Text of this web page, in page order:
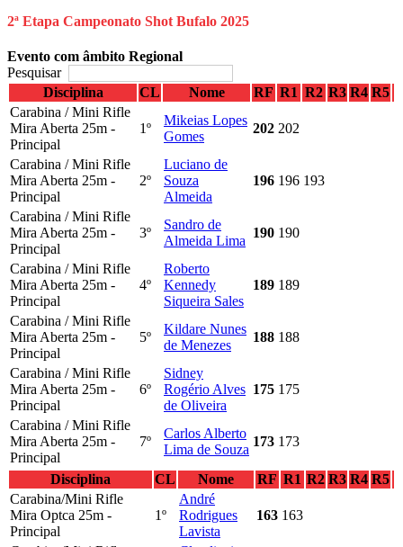
2ª Etapa Campeonato Shot Bufalo 2025
Evento com âmbito Regional
Pesquisar
Disciplina
CL Nome RF R1 R2 R3 R4 R5
Carabina / Mini Rifle
Mira Aberta 25m -
Principal
1º
Mikeias Lopes
Gomes
202 202
Carabina / Mini Rifle
Mira Aberta 25m -
Principal
2º
Luciano de
Souza
Almeida
196 196 193
Carabina / Mini Rifle
Mira Aberta 25m -
Principal
3º
Sandro de
Almeida Lima
190 190
Carabina / Mini Rifle
Mira Aberta 25m -
Principal
4º
Roberto
Kennedy
Siqueira Sales
189 189
Carabina / Mini Rifle
Mira Aberta 25m -
Principal
5º
Kildare Nunes
de Menezes
188 188
Carabina / Mini Rifle
Mira Aberta 25m -
Principal
6º
Sidney
Rogério Alves
de Oliveira
175 175
Carabina / Mini Rifle
Mira Aberta 25m -
Principal
7º
Carlos Alberto
Lima de Souza
173 173
Disciplina CL Nome RF R1 R2 R3 R4 R5
Carabina/Mini Rifle
Mira Optca 25m -
Principal
1º
André
Rodrigues
Lavista
163 163